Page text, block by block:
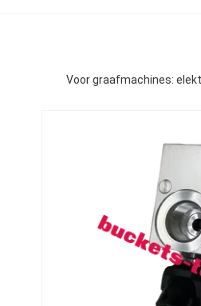
Voor graafmachines: